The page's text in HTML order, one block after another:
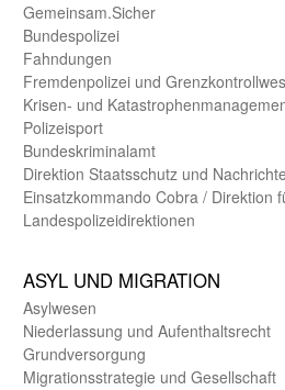
Gemein­sam.Sicher
Bundes­polizei
Fahndungen
Fremdenpolizei und
Krisen- und
Polizeisport
Bundes­kriminal­amt
Direktion Staats­schutz und
Einsatz­kommando Cobra / Direktion
Landes­polizei­direk­tionen
ASYL UND MIGRA­TION
Asyl­wesen
Nieder­lassung und Aufent­halts­recht
Grund­versorgung
Migrations­strategie und Gesell­schaft